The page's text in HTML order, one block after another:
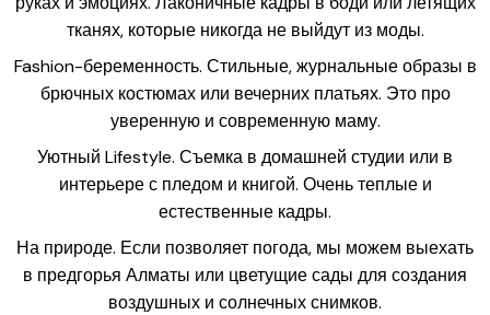
тканях, которые никогда не выйдут из моды.
Fashion-беременность. Стильные, журнальные образы в
брючных костюмах или вечерних платьях. Это про
уверенную и современную маму.
Уютный Lifestyle. Съемка в домашней студии или в
интерьере с пледом и книгой. Очень теплые и
естественные кадры.
На природе. Если позволяет погода, мы можем выехать
в предгорья Алматы или цветущие сады для создания
воздушных и солнечных снимков.